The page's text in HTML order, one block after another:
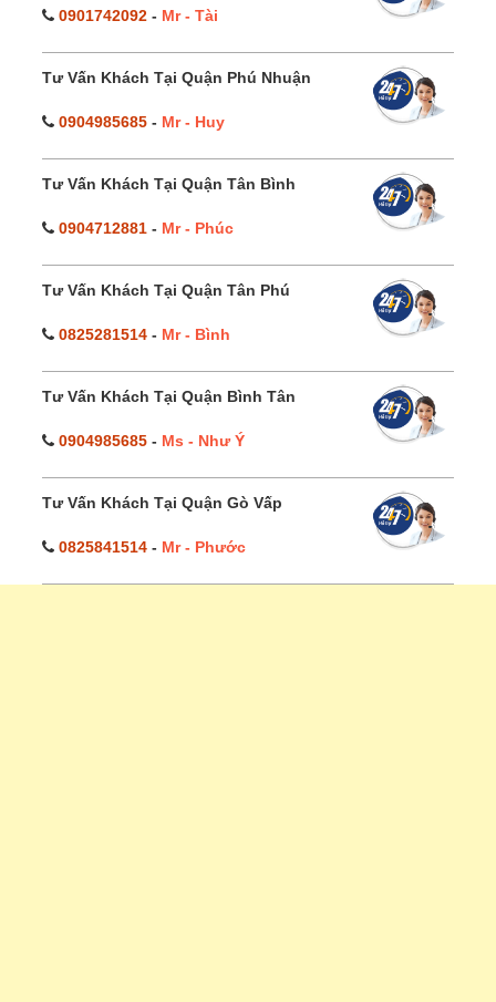
0901742092 - Mr - Tài
Tư Vấn Khách Tại Quận Phú Nhuận
0904985685 - Mr - Huy
Tư Vấn Khách Tại Quận Tân Bình
0904712881 - Mr - Phúc
Tư Vấn Khách Tại Quận Tân Phú
0825281514 - Mr - Bình
Tư Vấn Khách Tại Quận Bình Tân
0904985685 - Ms - Như Ý
Tư Vấn Khách Tại Quận Gò Vấp
0825841514 - Mr - Phước